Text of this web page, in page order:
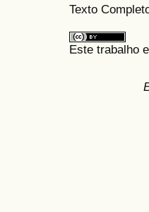
Texto
Este trabalho